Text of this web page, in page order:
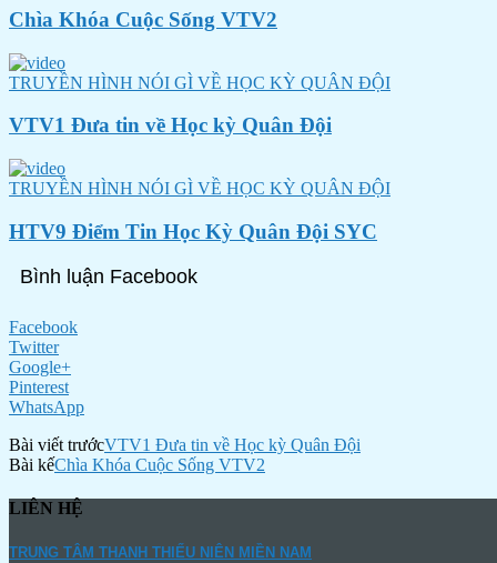
Chìa Khóa Cuộc Sống VTV2
TRUYỀN HÌNH NÓI GÌ VỀ HỌC KỲ QUÂN ĐỘI
VTV1 Đưa tin về Học kỳ Quân Đội
TRUYỀN HÌNH NÓI GÌ VỀ HỌC KỲ QUÂN ĐỘI
HTV9 Điểm Tin Học Kỳ Quân Đội SYC
Bình luận Facebook
Facebook
Twitter
Google+
Pinterest
WhatsApp
Bài viết trướcVTV1 Đưa tin về Học kỳ Quân Đội
Bài kếChìa Khóa Cuộc Sống VTV2
LIÊN HỆ
TRUNG TÂM THANH THIẾU NIÊN MIỀN NAM